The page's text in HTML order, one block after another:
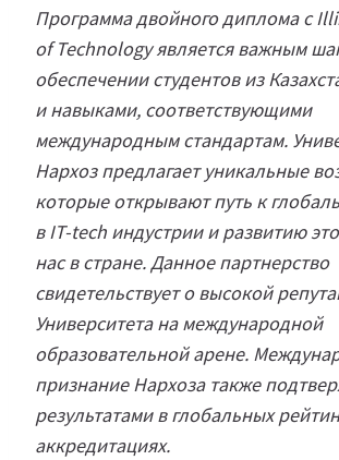
Программа двойного диплома с
of Technology является важным
обеспечении студентов из
и навыками, соответствующими
международным стандартам.
Нархоз предлагает уникальные
которые открывают путь к
в IT-tech индустрии и развитию
нас в стране. Данное партнерство
свидетельствует о высокой
Университета на международной
образовательной арене.
признание Нархоза также
результатами в глобальных
аккредитациях.